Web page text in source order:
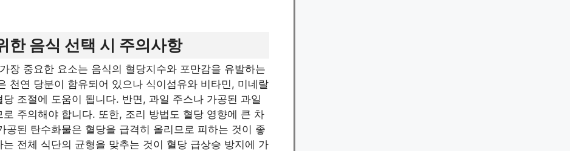
한 음식 선택 시 주의사항
장 중요한 요소는 음식의 혈당지수와 포만감을 유발하는
천연 당분이 함유되어 있으나 식이섬유와 비타민, 미네랄
조절에 도움이 됩니다. 반면, 과일 주스나 가공된 과일
주의해야 합니다. 또한, 조리 방법도 혈당 영향에 큰 차
공된 탄수화물은 혈당을 급격히 올리므로 피하는 것이 좋
전체 식단의 균형을 맞추는 것이 혈당 급상승 방지에 가